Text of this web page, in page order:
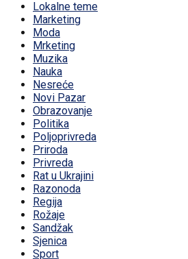
Lokalne teme
Marketing
Moda
Mrketing
Muzika
Nauka
Nesreće
Novi Pazar
Obrazovanje
Politika
Poljoprivreda
Priroda
Privreda
Rat u Ukrajini
Razonoda
Regija
Rožaje
Sandžak
Sjenica
Sport